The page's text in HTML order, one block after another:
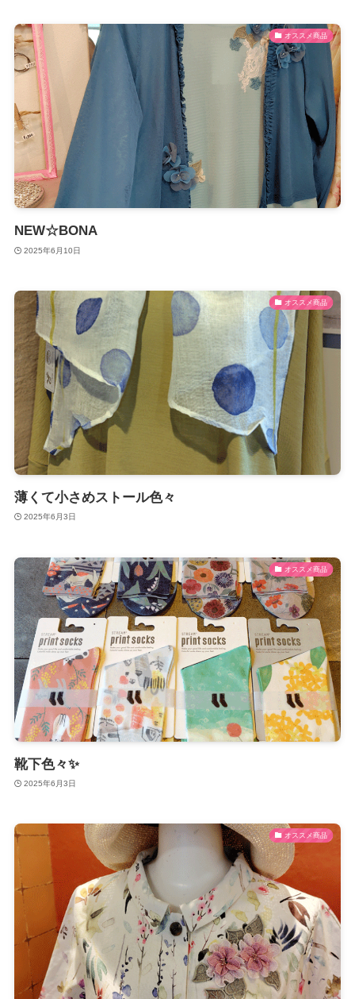
オススメ商品
NEW☆BONA
2025年6月10日
オススメ商品
薄くて小さめストール色々
2025年6月3日
オススメ商品
靴下色々✨
2025年6月3日
オススメ商品